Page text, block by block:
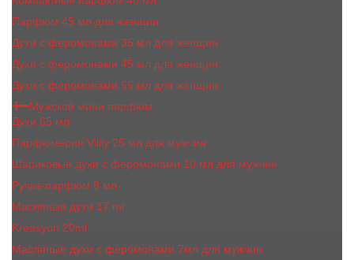
Парфюм 45 мл для женщин
Духи с феромонами 35 мл для женщин
Духи с феромонами 45 мл для женщин
Духи с феромонами 55 мл для женщин
Мужской мини парфюм
Духи 65 мл
Парфюмерия Vilily 25 мл для мужчин
Шариковые духи с феромонами 10 мл для мужчин
Ручка-парфюм 8 мл
Масляные духи 17 ml
Kreasyon 20ml
Масляные духи c феромонами 7мл для мужчин